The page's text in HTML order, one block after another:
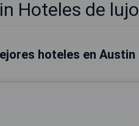
Hoteles de lujo
hoteles en Austin